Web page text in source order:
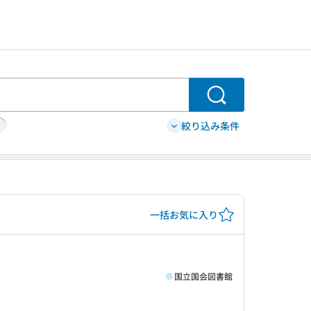
検索
絞り込み条件
一括お気に入り
国立国会図書館